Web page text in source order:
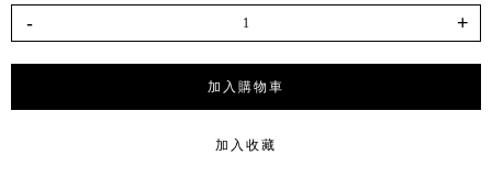
- +
加入購物車
加入收藏